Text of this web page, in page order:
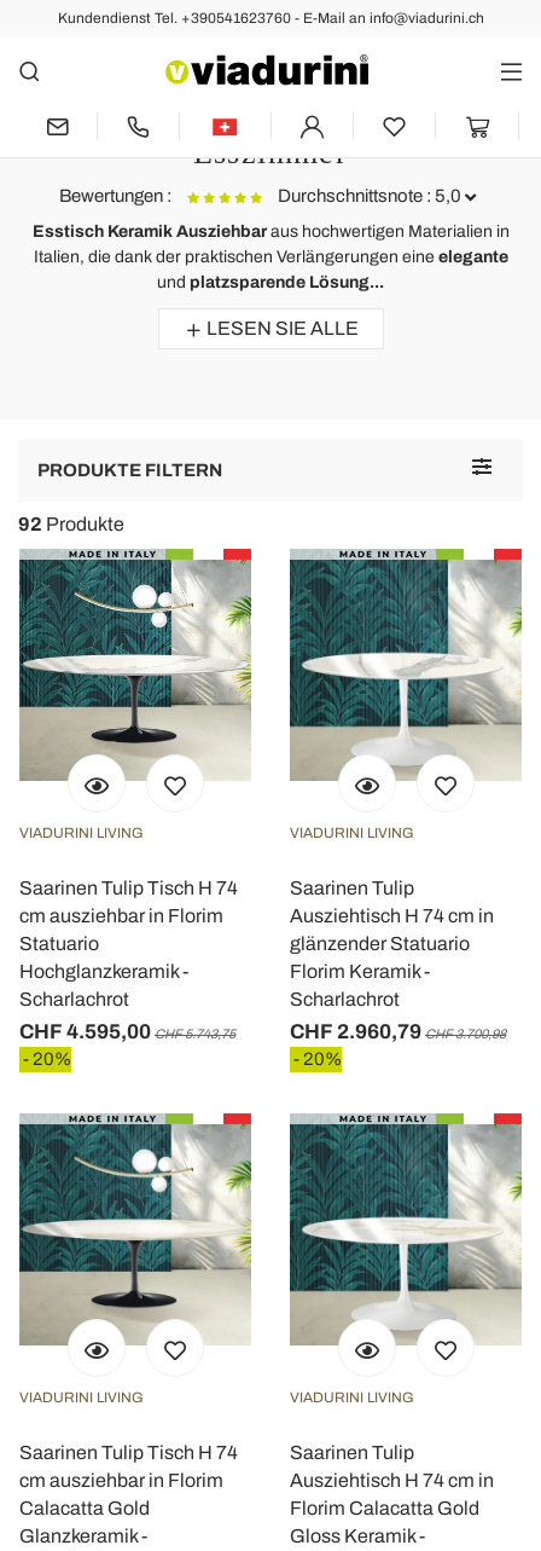
Kundendienst Tel. +390541623760 - E-Mail an info@viadurini.ch
Esstisch Keramik Ausziehbar im
Italienischen Design für
Esszimmer
Bewertungen : Durchschnittsnote : 5,0
Ausziehbarer Esstisch aus Glaskeramik, L160 / 240 P90 cm -
Great looking table with the legs at the right angle to look amazing and
Esstisch Keramik Ausziehbaraus hochwertigen Materialien in
Italien, die dank der praktischen Verlängerungen eine elegante
und platzsparende Lösung...
LESEN SIE ALLE
Toggle
PRODUKTE FILTERN
92 Produkte
VIADURINI LIVING
Saarinen Tulip Tisch H 74
cm ausziehbar in Florim
Statuario
Hochglanzkeramik -
Scharlachrot
CHF 4.595,00 CHF 5.743,75
- 20%
VIADURINI LIVING
Saarinen Tulip
Ausziehtisch H 74 cm in
glänzender Statuario
Florim Keramik -
Scharlachrot
CHF 2.960,79 CHF 3.700,98
- 20%
VIADURINI LIVING
Saarinen Tulip Tisch H 74
cm ausziehbar in Florim
Calacatta Gold
Glanzkeramik -
VIADURINI LIVING
Saarinen Tulip
Ausziehtisch H 74 cm in
Florim Calacatta Gold
Gloss Keramik -